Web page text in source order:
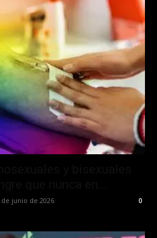
de junio de 2026 0